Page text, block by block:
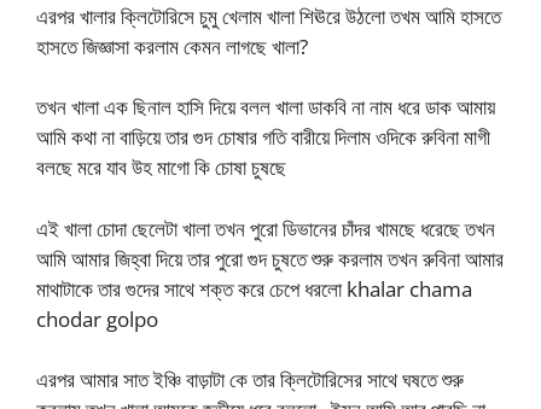
এরপর খালার ক্লিটোরিসে চুমু খেলাম খালা শিঊরে উঠলো তখম আমি হাসতে
হাসতে জিজ্ঞাসা করলাম কেমন লাগছে খালা?
তখন খালা এক ছিনাল হাসি দিয়ে বলল খালা ডাকবি না নাম ধরে ডাক আমায়
আমি কথা না বাড়িয়ে তার গুদ চোষার গতি বারীয়ে দিলাম ওদিকে রুবিনা মাগী
বলছে মরে যাব উহ মাগো কি চোষা চুষছে
এই খালা চোদা ছেলেটা খালা তখন পুরো ডিভানের চাঁদর খামছে ধরেছে তখন
আমি আমার জিহ্বা দিয়ে তার পুরো গুদ চুষতে শুরু করলাম তখন রুবিনা আমার
মাথাটাকে তার গুদের সাথে শক্ত করে চেপে ধরলো khalar chama
chodar golpo
এরপর আমার সাত ইঞ্চি বাড়াটা কে তার ক্লিটোরিসের সাথে ঘষতে শুরু